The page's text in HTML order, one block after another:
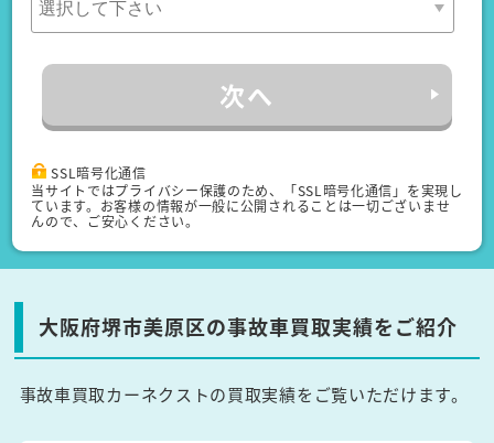
次へ
SSL暗号化通信
当サイトではプライバシー保護のため、「SSL暗号化通信」を実現し
ています。お客様の情報が一般に公開されることは一切ございませ
んので、ご安心ください。
大阪府堺市美原区の事故車買取実績をご紹介
事故車買取カーネクストの買取実績をご覧いただけます。